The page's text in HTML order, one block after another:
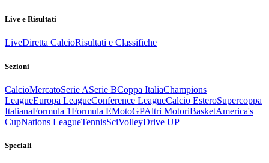
Live e Risultati
LiveDiretta CalcioRisultati e Classifiche
Sezioni
CalcioMercatoSerie ASerie BCoppa ItaliaChampions
LeagueEuropa LeagueConference LeagueCalcio EsteroSupercoppa
ItalianaFormula 1Formula EMotoGPAltri MotoriBasketAmerica's
CupNations LeagueTennisSciVolleyDrive UP
Speciali